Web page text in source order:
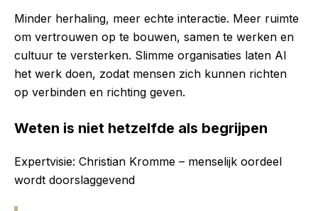
Minder herhaling, meer echte interactie. Meer ruimte
om vertrouwen op te bouwen, samen te werken en
cultuur te versterken. Slimme organisaties laten AI
het werk doen, zodat mensen zich kunnen richten
op verbinden en richting geven.
Weten is niet hetzelfde als begrijpen
Expertvisie: Christian Kromme – menselijk oordeel
wordt doorslaggevend